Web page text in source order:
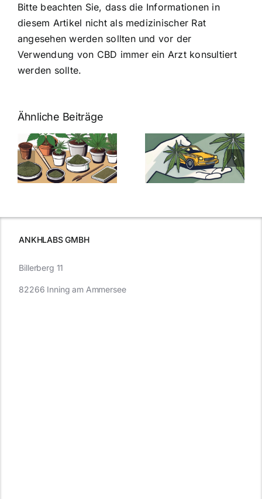
Bitte beachten Sie, dass die Informationen in
diesem Artikel nicht als medizinischer Rat
angesehen werden sollten und vor der
Verwendung von CBD immer ein Arzt konsultiert
werden sollte.
Ähnliche Beiträge
Neue THC-
Grenzwert-
Regelung:
Was Sie über
Cannabis und
müssen
Cannabis
Samen
kaufen: Alles
was Sie
ANKHLABS GMBH
Billerberg 11
82266 Inning am Ammersee